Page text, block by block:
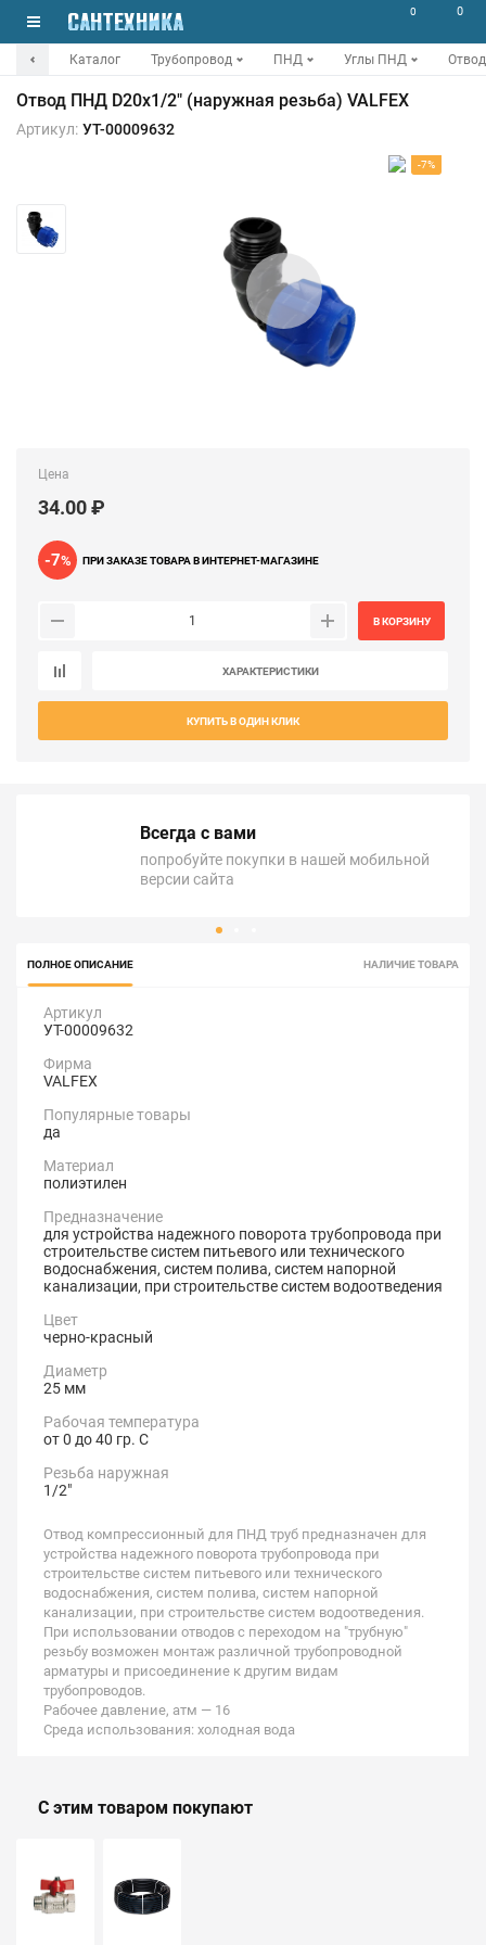
0 0
Каталог Трубопровод ПНД Углы ПНД
Отвод ПНД D20х1/2" (наружная резьба) VALFEX
Артикул: УТ-00009632
-7%
Цена
34.00 ₽
-7% ПРИ ЗАКАЗЕ ТОВАРА В ИНТЕРНЕТ-МАГАЗИНЕ
В КОРЗИНУ
ХАРАКТЕРИСТИКИ
КУПИТЬ В ОДИН КЛИК
Всегда с вами
попробуйте покупки в нашей мобильной
версии сайта
ПОЛНОЕ ОПИСАНИЕ НАЛИЧИЕ ТОВАРА
Артикул
УТ-00009632
Фирма
VALFEX
Популярные товары
да
Материал
полиэтилен
Предназначение
для устройства надежного поворота трубопровода при
строительстве систем питьевого или технического
водоснабжения, систем полива, систем напорной
канализации, при строительстве систем водоотведения
Цвет
черно-красный
Диаметр
25 мм
Рабочая температура
от 0 до 40 гр. С
Резьба наружная
1/2"
Отвод компрессионный для ПНД труб предназначен для
устройства надежного поворота трубопровода при
строительстве систем питьевого или технического
водоснабжения, систем полива, систем напорной
канализации, при строительстве систем водоотведения.
При использовании отводов с переходом на "трубную"
резьбу возможен монтаж различной трубопроводной
арматуры и присоединение к другим видам
трубопроводов.
Рабочее давление, атм — 16
Среда использования: холодная вода
С этим товаром покупают